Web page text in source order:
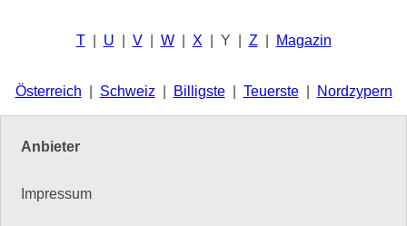
T| U V| W| X | Y | Z Magazin
Österreich Schweiz Billigste| Teuerste| Nordzypern
Anbieter
Impressum